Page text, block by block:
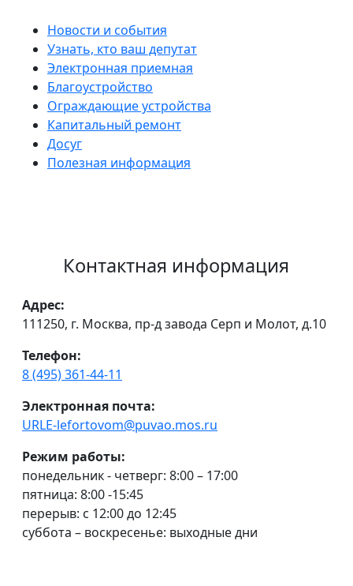
Новости и события
Узнать, кто ваш депутат
Электронная приемная
Благоустройство
Ограждающие устройства
Капитальный ремонт
Досуг
Полезная информация
Контактная информация
Адрес:
111250, г. Москва, пр-д завода Серп и Молот, д.10
Телефон:
8 (495) 361-44-11
Электронная почта:
URLE-lefortovom@puvao.mos.ru
Режим работы:
понедельник - четверг: 8:00 – 17:00
пятница: 8:00 -15:45
перерыв: с 12:00 до 12:45
суббота – воскресенье: выходные дни